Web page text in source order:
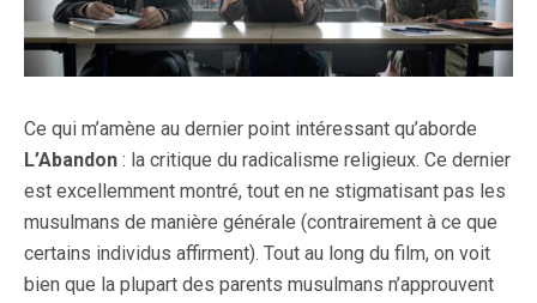
Ce qui m’amène au dernier point intéressant qu’aborde
L’Abandon : la critique du radicalisme religieux. Ce dernier
est excellemment montré, tout en ne stigmatisant pas les
musulmans de manière générale (contrairement à ce que
certains individus affirment). Tout au long du film, on voit
bien que la plupart des parents musulmans n’approuvent